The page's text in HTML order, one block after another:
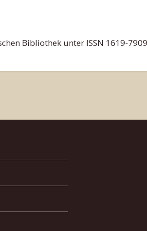
Bibliothek unter ISSN 1619-